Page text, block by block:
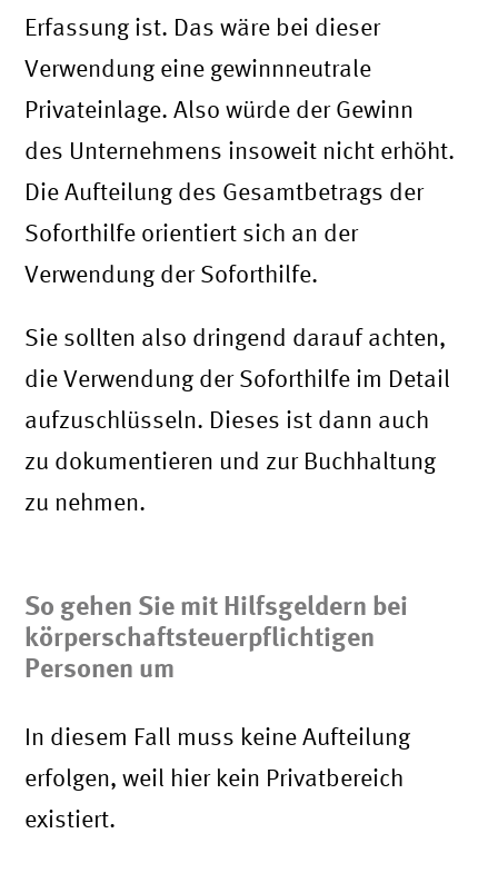
Erfassung ist. Das wäre bei dieser
Verwendung eine gewinnneutrale
Privateinlage. Also würde der Gewinn
des Unternehmens insoweit nicht erhöht.
Die Aufteilung des Gesamtbetrags der
Soforthilfe orientiert sich an der
Verwendung der Soforthilfe.
Sie sollten also dringend darauf achten,
die Verwendung der Soforthilfe im Detail
aufzuschlüsseln. Dieses ist dann auch
zu dokumentieren und zur Buchhaltung
zu nehmen.
So gehen Sie mit Hilfsgeldern bei
körperschaftsteuerpflichtigen
Personen um
In diesem Fall muss keine Aufteilung
erfolgen, weil hier kein Privatbereich
existiert.